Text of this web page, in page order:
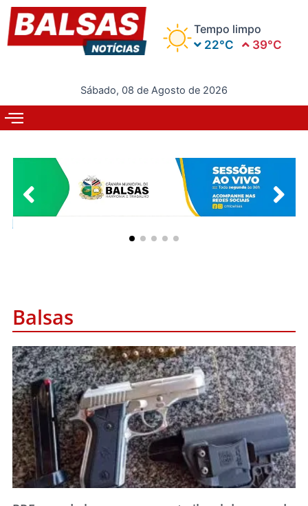
para
Tempo limpo
22°C
39°C
Sábado, 08 de Agosto de 2026
Balsas
PagePagePagePagePage